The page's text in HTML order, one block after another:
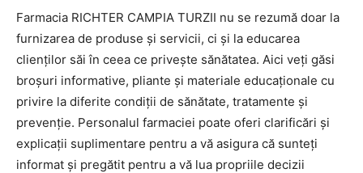
Farmacia RICHTER CAMPIA TURZII nu se rezumă doar la
furnizarea de produse și servicii, ci și la educarea
clienților săi în ceea ce privește sănătatea. Aici veți găsi
broșuri informative, pliante și materiale educaționale cu
privire la diferite condiții de sănătate, tratamente și
prevenție. Personalul farmaciei poate oferi clarificări și
explicații suplimentare pentru a vă asigura că sunteți
informat și pregătit pentru a vă lua propriile decizii